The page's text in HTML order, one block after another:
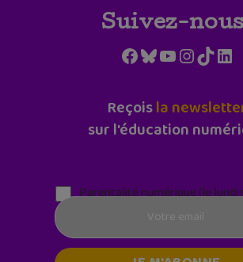
Suivez-
Facebook
Bluesky
YouTube
TikTok
Reçoisla
sur l'éducation
Parentalité numérique (le lundi